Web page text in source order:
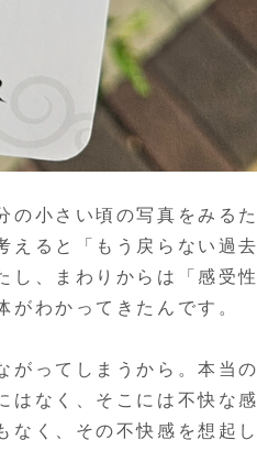
の小さい頃の写真をみるた
えると「もう戻らない過去
し、まわりからは「感受性
わかってきたんです。
がってしまうから。本当の
はなく、そこには不快な感
なく、その不快感を想起し